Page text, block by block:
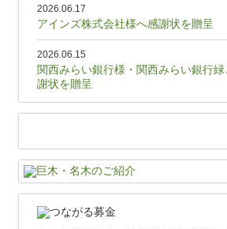
2026.06.17
アインズ株式会社様へ感謝状を贈呈
2026.06.15
関西みらい銀行様・関西みらい銀行
謝状を贈呈